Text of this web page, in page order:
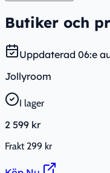
Butiker och
Uppdaterad 06:e
Jollyroom
I lager
2 599 kr
Frakt 299 kr